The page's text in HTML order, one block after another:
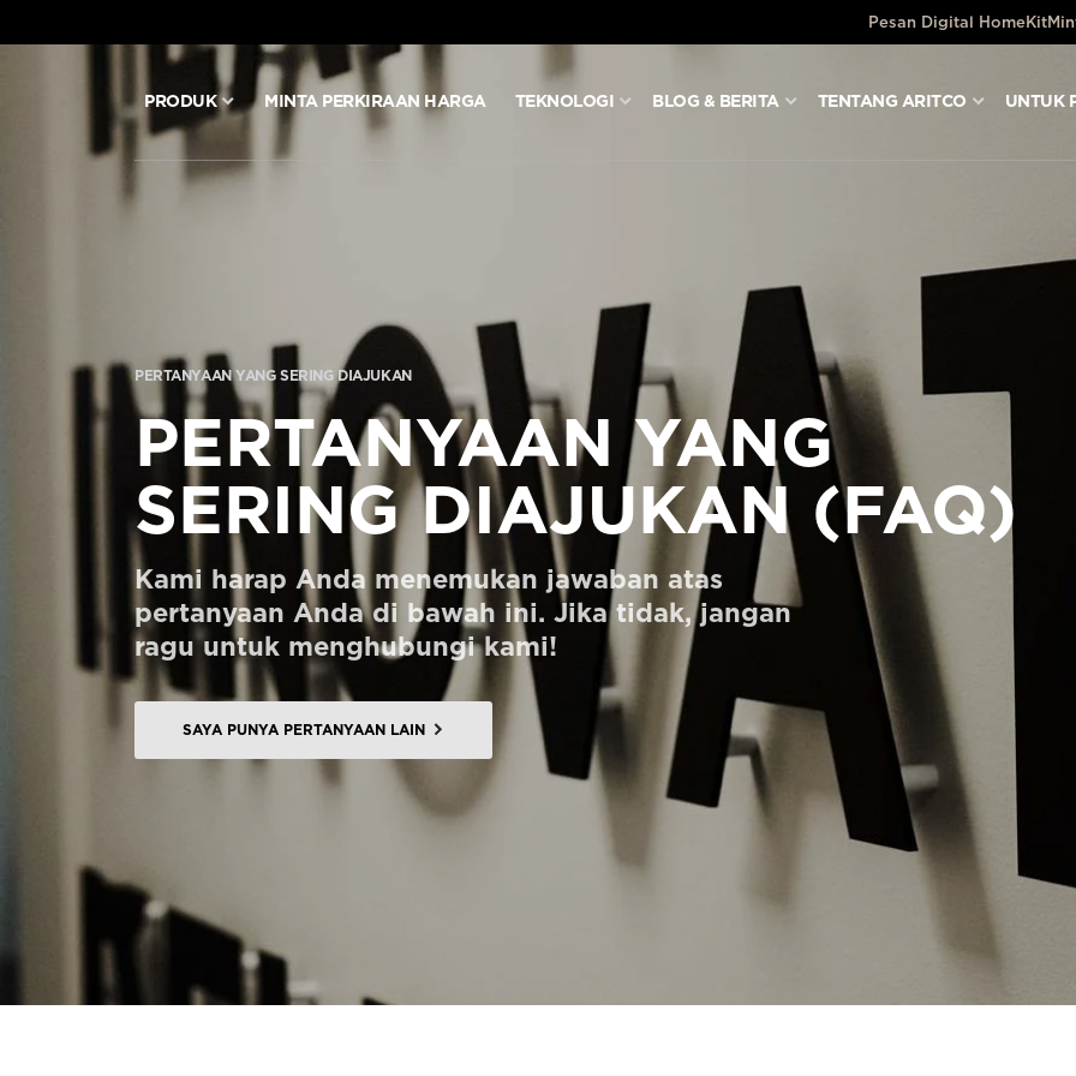
Pesan Digital HomeKit
PRODUK MINTA PERKIRAAN HARGA TEKNOLOGI BLOG & BERITA TENTANG ARITCO UNTUK
MINTA PERKIRAAN HARGA
BLOG & BERITA
TENTANG ARITCO
UNTUK PARA PROFESIONAL
Pesan Digital HomeKit
Minta perkiraan harga
Pendaftaran buletin
Hubungi
PERTANYAAN YANG SERING DIAJUKAN
PERTANYAAN YANG
SERING DIAJUKAN (FAQ)
Kami harap Anda menemukan jawaban atas
pertanyaan Anda di bawah ini. Jika tidak, jangan
ragu untuk menghubungi kami!
SAYA PUNYA PERTANYAAN LAIN